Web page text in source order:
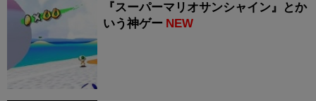
『スーパーマリオサンシャイン』とか
いう神ゲー NEW